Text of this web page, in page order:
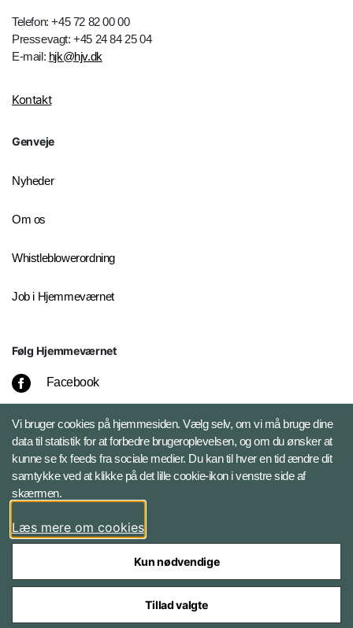
Telefon: +45 72 82 00 00
Pressevagt: +45 24 84 25 04
E-mail: hjk@hjv.dk
Kontakt
Genveje
Nyheder
Om os
Whistleblowerordning
Job i Hjemmeværnet
Følg Hjemmeværnet
Facebook
Instagram
LinkedIn
X
Vi bruger cookies på hjemmesiden. Vælg selv, om vi må bruge dine
data til statistik for at forbedre brugeroplevelsen, og om du ønsker at
kunne se fx feeds fra sociale medier. Du kan til hver en tid ændre dit
samtykke ved at klikke på det lille cookie-ikon i venstre side af
skærmen.
Læs mere om cookies
Kun nødvendige
Tillad valgte